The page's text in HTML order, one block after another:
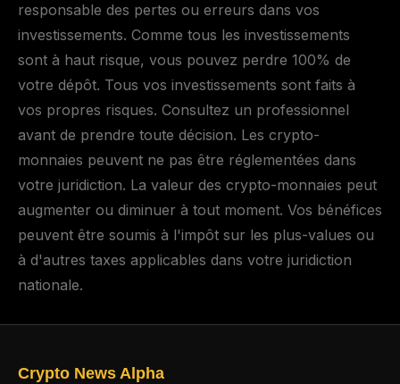
responsable des pertes ou erreurs dans vos
investissements. Comme tous les investissements
sont à haut risque, vous pouvez perdre 100% de
votre dépôt. Tous vos investissements sont faits à
vos propres risques. Consultez un professionnel
avant de prendre toute décision. Les crypto-
monnaies peuvent ne pas être réglementées dans
votre juridiction. La valeur des crypto-monnaies peut
augmenter ou diminuer à tout moment. Vos bénéfices
peuvent être soumis à l'impôt sur les plus-values ou
à d'autres taxes applicables dans votre juridiction
nationale.
Crypto News Alpha